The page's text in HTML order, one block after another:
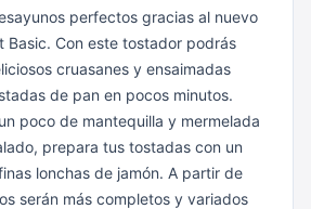
perfectos gracias al nuevo
Basic. Con este tostador podrás
cruasanes y ensaimadas
de pan en pocos minutos.
poco de mantequilla y mermelada
prepara tus tostadas con un
lonchas de jamón. A partir de
serán más completos y variados